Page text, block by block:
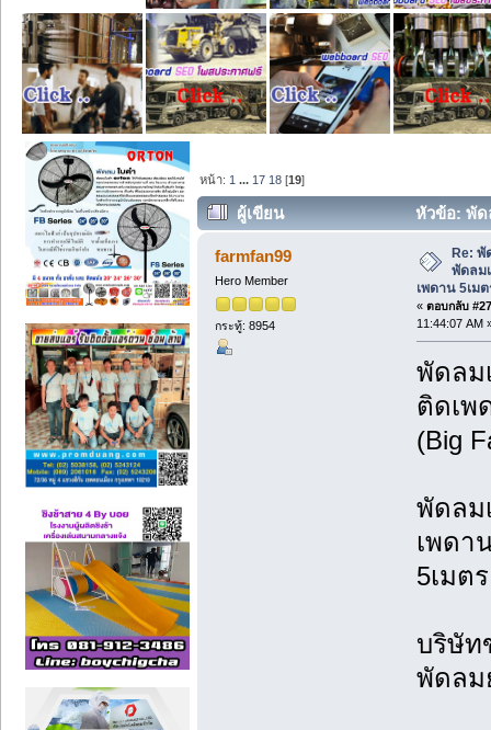
หน้า: 1 ... 17 18 [19]
ผู้เขียน
หัวข้อ: พัด
พัดลมเพดาน 5เมตร 6เมตร 7เมตร (อ่า
farmfan99
Hero Member
กระทู้: 8954
Re: พั
พัดลม
เพดาน 5เม
« ตอบกลับ
11:44:07 AM
พัดล
ติดเพ
(Big
พัดลม
เพดา
5เมต
บริษัท
พัดลม